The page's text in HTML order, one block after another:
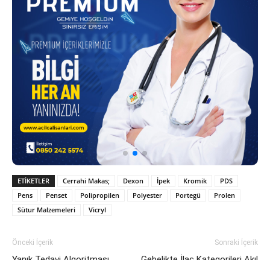
ETIKETLER Cerrahi Makas; Dexon İpek Kromik
PDS
Pens
Penset Polipropilen Polyester Portegü
Prolen
Sütur Malzemeleri
Vicryl
Önceki İçerik Sonraki İçerik